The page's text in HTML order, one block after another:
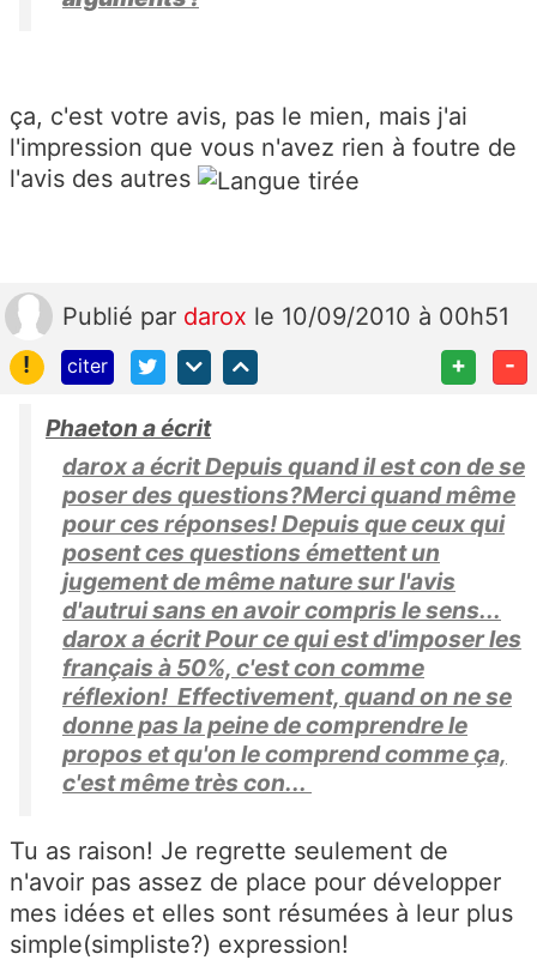
ça, c'est votre avis, pas le mien, mais j'ai
l'impression que vous n'avez rien à foutre de
l'avis des autres
Publié par darox le 10/09/2010 à 00h51
!
citer + -
Phaeton a écrit
darox a écrit Depuis quand il est con de se
poser des questions?Merci quand même
pour ces réponses! Depuis que ceux qui
posent ces questions émettent un
jugement de même nature sur l'avis
d'autrui sans en avoir compris le sens...
darox a écrit Pour ce qui est d'imposer les
français à 50%, c'est con comme
réflexion! Effectivement, quand on ne se
donne pas la peine de comprendre le
propos et qu'on le comprend comme ça,
c'est même très con...
Tu as raison! Je regrette seulement de
n'avoir pas assez de place pour développer
mes idées et elles sont résumées à leur plus
simple(simpliste?) expression!